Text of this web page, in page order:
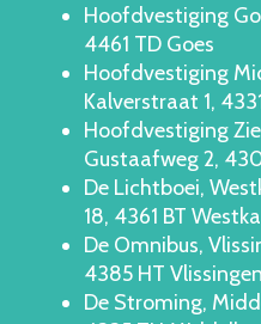
Hoofdvestiging
4461 TD Goes
Hoofdvestiging
Kalverstraat 1,
Hoofdvestiging
Gustaafweg 2,
De Lichtboei,
18, 4361 BT
De Omnibus,
4385 HT Vlissingen
De Stroming,